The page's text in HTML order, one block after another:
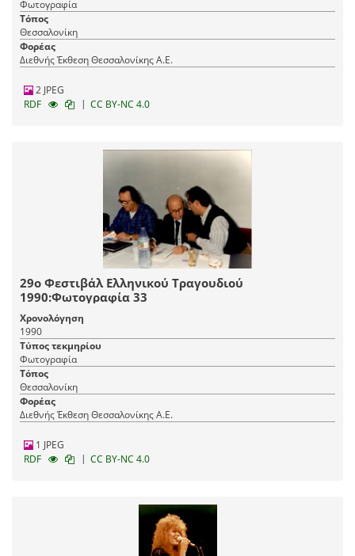
Φωτογραφία
Τόπος
Θεσσαλονίκη
Φορέας
Διεθνής Έκθεση Θεσσαλονίκης Α.Ε.
2 JPEG
RDF
| CC BY-NC 4.0
29ο Φεστιβάλ Ελληνικού Τραγουδιού
1990:Φωτογραφία 33
Χρονολόγηση
1990
Τύπος τεκμηρίου
Φωτογραφία
Τόπος
Θεσσαλονίκη
Φορέας
Διεθνής Έκθεση Θεσσαλονίκης Α.Ε.
1 JPEG
RDF
| CC BY-NC 4.0